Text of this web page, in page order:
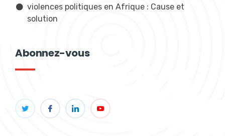
violences politiques en Afrique : Cause et
solution
Abonnez-vous